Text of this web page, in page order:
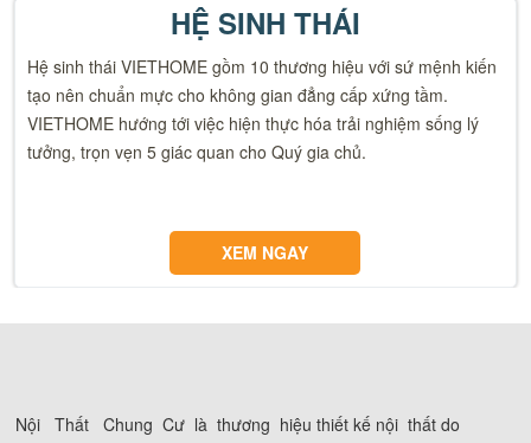
HỆ SINH THÁI
Hệ sinh thái VIETHOME gồm 10 thương hiệu với sứ mệnh kiến
tạo nên chuẩn mực cho không gian đẳng cấp xứng tầm.
VIETHOME hướng tới việc hiện thực hóa trải nghiệm sống lý
tưởng, trọn vẹn 5 giác quan cho Quý gia chủ.
XEM NGAY
Nội Thất Chung Cư là thương hiệu thiết kế nội thất do